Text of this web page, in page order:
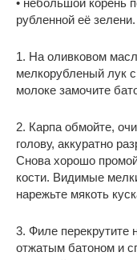
рубленной её зелени.
1. На оливковом
мелкорубленый лук
молоке замочите
2. Карпа обмойте,
голову, аккуратно
Снова хорошо
кости. Видимые
нарежьте мякоть
3. Филе перекрутите
отжатым батоном и